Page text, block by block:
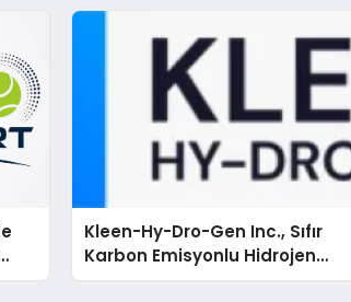
Kleen-Hy-Dro-Gen Inc., Sıfır
Karbon Emisyonlu Hidrojen
Isıtma Teknolojisinde ISO ve